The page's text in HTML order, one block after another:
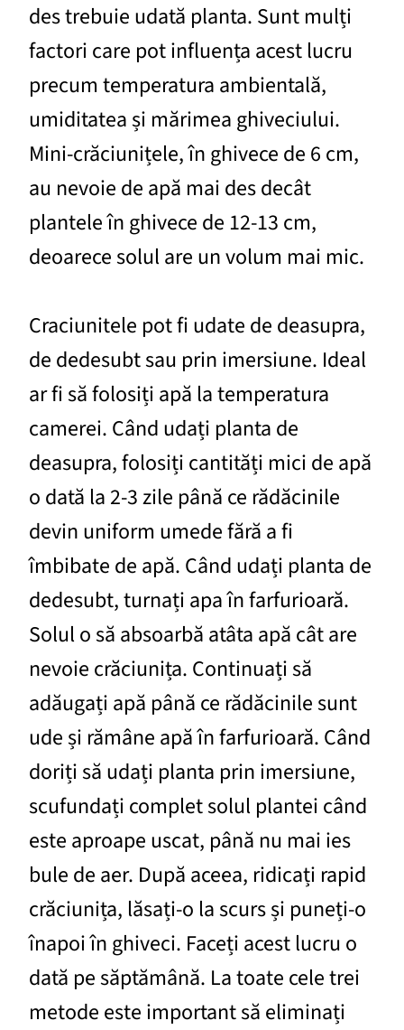
des trebuie udată planta. Sunt mulți
factori care pot influența acest lucru
precum temperatura ambientală,
umiditatea și mărimea ghiveciului.
Mini-crăciunițele, în ghivece de 6 cm,
au nevoie de apă mai des decât
plantele în ghivece de 12-13 cm,
deoarece solul are un volum mai mic.
Craciunitele pot fi udate de deasupra,
de dedesubt sau prin imersiune. Ideal
ar fi să folosiți apă la temperatura
camerei. Când udați planta de
deasupra, folosiți cantități mici de apă
o dată la 2-3 zile până ce rădăcinile
devin uniform umede fără a fi
îmbibate de apă. Când udați planta de
dedesubt, turnați apa în farfurioară.
Solul o să absoarbă atâta apă cât are
nevoie crăciunița. Continuați să
adăugați apă până ce rădăcinile sunt
ude și rămâne apă în farfurioară. Când
doriți să udați planta prin imersiune,
scufundați complet solul plantei când
este aproape uscat, până nu mai ies
bule de aer. După aceea, ridicați rapid
crăciunița, lăsați-o la scurs și puneți-o
înapoi în ghiveci. Faceți acest lucru o
dată pe săptămână. La toate cele trei
metode este important să eliminați